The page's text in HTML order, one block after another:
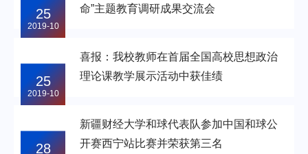
25
2019-10
命”主题教育调研成果交流会
25
2019-10
喜报：我校教师在首届全国高校思想政治
理论课教学展示活动中获佳绩
28
新疆财经大学和球代表队参加中国和球公
开赛西宁站比赛并荣获第三名